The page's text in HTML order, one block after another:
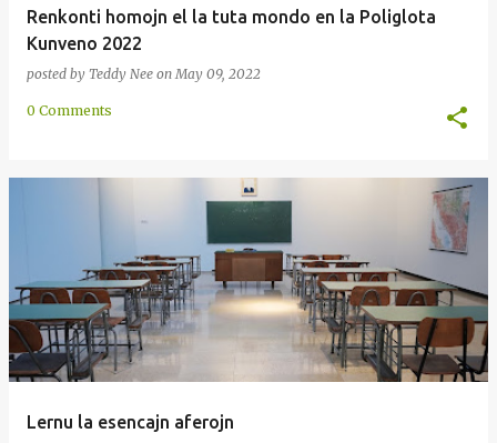
Renkonti homojn el la tuta mondo en la Poliglota
Kunveno 2022
posted by Teddy Nee onMay 09, 2022
0 Comments
Lernu la esencajn aferojn